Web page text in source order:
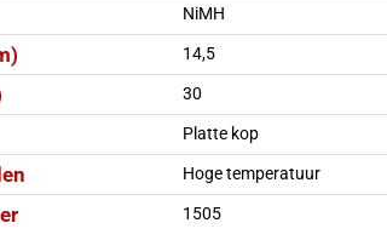
NiMH
14,5
30
Platte kop
Hoge temperatuur
1505